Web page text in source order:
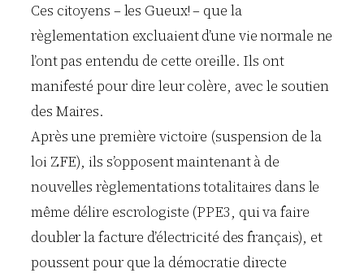
Ces citoyens – les Gueux! – que la
règlementation excluaient d’une vie normale ne
l’ont pas entendu de cette oreille. Ils ont
manifesté pour dire leur colère, avec le soutien
des Maires.
Après une première victoire (suspension de la
loi ZFE), ils s’opposent maintenant à de
nouvelles règlementations totalitaires dans le
même délire escrologiste (PPE3, qui va faire
doubler la facture d’électricité des français), et
poussent pour que la démocratie directe